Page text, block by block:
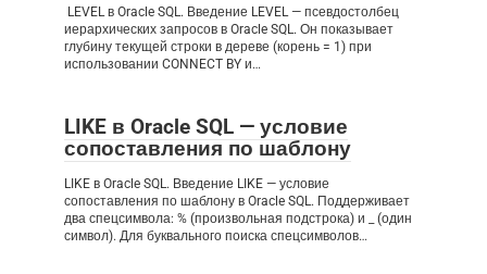
LEVEL в Oracle SQL. Введение LEVEL — псевдостолбец
иерархических запросов в Oracle SQL. Он показывает
глубину текущей строки в дереве (корень = 1) при
использовании CONNECT BY и…
LIKE в Oracle SQL — условие
сопоставления по шаблону
LIKE в Oracle SQL. Введение LIKE — условие
сопоставления по шаблону в Oracle SQL. Поддерживает
два спецсимвола: % (произвольная подстрока) и _ (один
символ). Для буквального поиска спецсимволов…